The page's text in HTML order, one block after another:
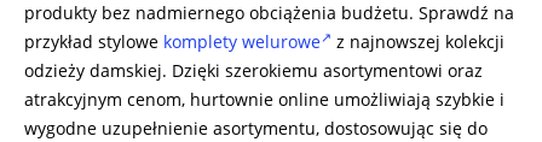
produkty bez nadmiernego obciążenia budżetu. Sprawdź na
przykład stylowe komplety welurowe
z najnowszej kolekcji
odzieży damskiej. Dzięki szerokiemu asortymentowi oraz
atrakcyjnym cenom, hurtownie online umożliwiają szybkie i
wygodne uzupełnienie asortymentu, dostosowując się do